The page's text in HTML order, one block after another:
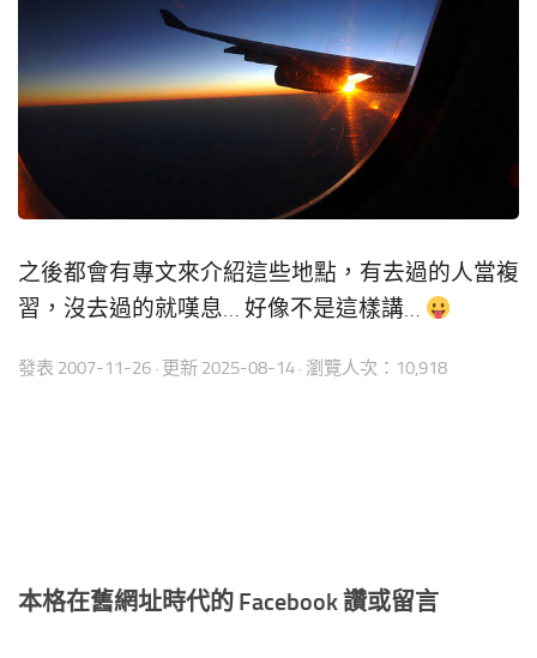
之後都會有專文來介紹這些地點，有去過的人當複
習，沒去過的就嘆息… 好像不是這樣講…
發表 2007-11-26 · 更新 2025-08-14 · 瀏覽人次：10,918
本格在舊網址時代的 Facebook 讚或留言